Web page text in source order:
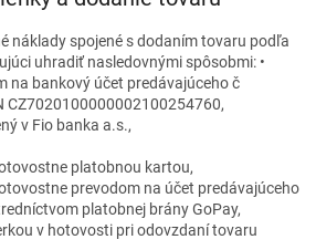
náklady spojené s dodaním tovaru podľa
uhradiť nasledovnými spôsobmi: •
na bankový účet predávajúceho č
CZ7020100000002100254760,
v Fio banka a.s.,
platobnou kartou,
prevodom na účet predávajúceho
platobnej brány GoPay,
v hotovosti pri odovzdaní tovaru